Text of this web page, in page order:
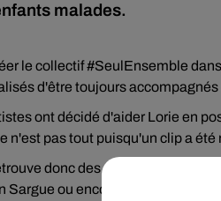
malades.
le collectif #SeulEnsemble
d'être toujours
ont décidé d'aider Lorie en
n'est pas tout puisqu'un clip a
donc des enfants de
Sargue ou encore Noémie Lenoir